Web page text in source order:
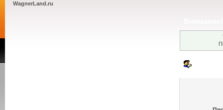
WagnerLand.ru